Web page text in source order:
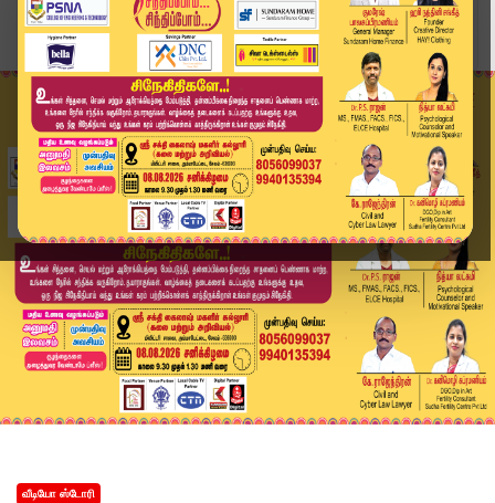
Home
வீடியோ ஸ்டோரி
SPEED NEWS TAMIL | 08 DEC 2025 | விரைவுச் செய்த...
வீடியோ ஸ்டோரி